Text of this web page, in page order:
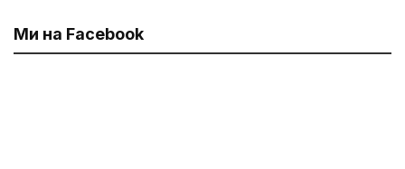
Ми на Facebook